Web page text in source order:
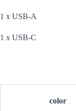
1 x USB-A
1 x USB-C
color